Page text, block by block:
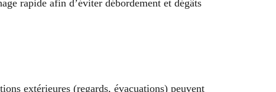
rapide afin d’éviter débordement et dégâts
extérieures (regards, évacuations) peuvent